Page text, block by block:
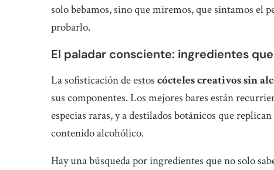
solo bebamos, sino que miremos, que sintamos el
probarlo.
El paladar consciente: ingredientes
La sofisticación de estos cócteles creativos sin
sus componentes. Los mejores bares están
especias raras, y a destilados botánicos que
contenido alcohólico.
Hay una búsqueda por ingredientes que no solo